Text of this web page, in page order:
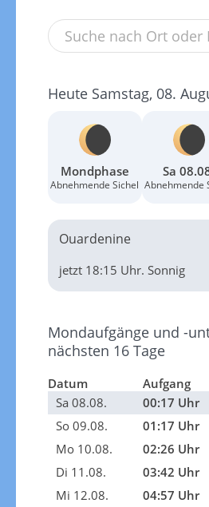
Heute Samstag, 08.
Mondphase
Abnehmende Sichel
Sa
Abnehmende
Ouardenine
jetzt 18:15 Uhr. Sonnig
Mondaufgänge und -
nächsten 16 Tage
Datum Aufgang
Sa 08.08.
00:17 Uhr
So 09.08.
01:17 Uhr
Mo 10.08.
02:26 Uhr
Di 11.08.
03:42 Uhr
Mi 12.08.
04:57 Uhr